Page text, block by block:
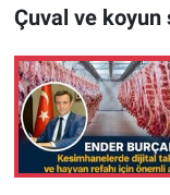
Çuval ve koyun